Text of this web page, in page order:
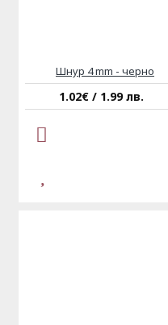
Шнур 4 mm - черно
1.02€ / 1.99 лв.